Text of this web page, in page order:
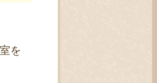
を